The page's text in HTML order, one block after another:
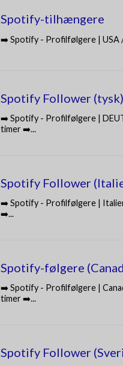
Spotify-tilhængere
➡️ Spotify - Profilfølgere | USA /
Spotify Follower (tysk)
➡️ Spotify - Profilfølgere |
timer ➡️...
Spotify Follower
➡️ Spotify - Profilfølgere |
➡️...
Spotify-følgere
➡️ Spotify - Profilfølgere |
timer ➡️...
Spotify Follower